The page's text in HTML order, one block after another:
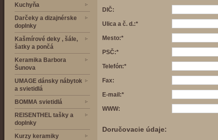
Kuchyňa
Darčeky a dizajnérske
doplnky
Kašmírové deky , šále,
šatky a pončá
Keramika Barbora
Šunova
UMAGE dánsky nábytok
a svietidlá
BOMMA svietidlá
REISENTHEL tašky a
doplnky
Kurzy keramiky
DIČ:
Ulica a č. d.:*
Mesto:*
PSČ:*
Telefón:*
Fax:
E-mail:*
WWW:
Doručovacie údaje: